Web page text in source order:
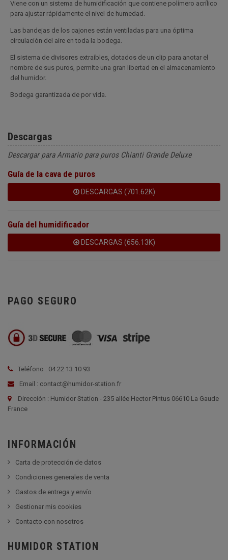
Viene con un sistema de humidificación que contiene polímero acrílico
para ajustar rápidamente el nivel de humedad.
Las bandejas de los cajones están ventiladas para una óptima
circulación del aire en toda la bodega.
El sistema de divisores extraíbles, dotados de un clip para anotar el
nombre de sus puros, permite una gran libertad en el almacenamiento
del humidor.
Bodega garantizada de por vida.
Descargas
Descargar para Armario para puros Chianti Grande Deluxe
Guía de la cava de puros
DESCARGAS (701.62K)
Guía del humidificador
DESCARGAS (656.13K)
PAGO SEGURO
Teléfono : 04 22 13 10 93
Email : contact@humidor-station.fr
Dirección : Humidor Station - 235 allée Hector Pintus 06610 La Gaude
France
INFORMACIÓN
Carta de protección de datos
Condiciones generales de venta
Gastos de entrega y envío
Gestionar mis cookies
Contacto con nosotros
HUMIDOR STATION